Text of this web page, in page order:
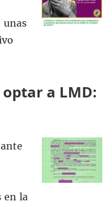
unas
a LMD:
en la